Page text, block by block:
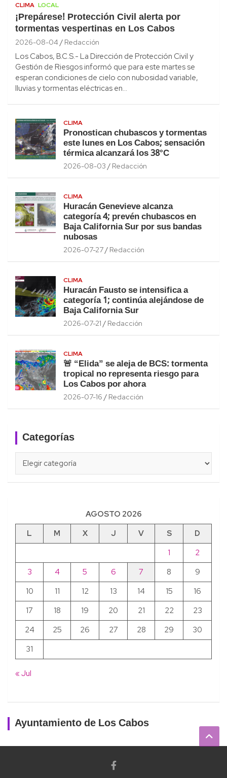
CLIMA LOCAL
¡Prepárese! Protección Civil alerta por
tormentas vespertinas en Los Cabos
2026-08-04 Redacción
Los Cabos, B.C.S.- La Dirección de Protección Civil y
Gestión de Riesgos informó que para este martes se
esperan condiciones de cielo con nubosidad variable,
lluvias y tormentas eléctricas en…
CLIMA
Pronostican chubascos y tormentas
este lunes en Los Cabos; sensación
térmica alcanzará los 38°C
2026-08-03 Redacción
CLIMA
Huracán Genevieve alcanza
categoría 4; prevén chubascos en
Baja California Sur por sus bandas
nubosas
2026-07-27 Redacción
CLIMA
Huracán Fausto se intensifica a
categoría 1; continúa alejándose de
Baja California Sur
2026-07-21 Redacción
CLIMA
🚨 “Elida” se aleja de BCS: tormenta
tropical no representa riesgo para
Los Cabos por ahora
2026-07-16 Redacción
Categorías
AGOSTO 2026
L
M X J V S
D
1
2
3
4 5 6 7 8
9
10
11 12 13 14 15
16
17
18 19 20 21 22
23
24
25 26 27 28 29
30
31
« Jul
Ayuntamiento de Los Cabos